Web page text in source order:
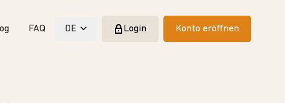
FAQ DE Login Konto eröffnen